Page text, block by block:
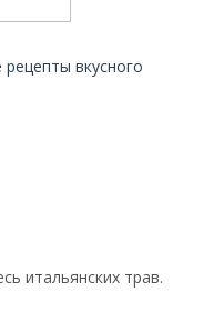
вкусного
итальянских трав.